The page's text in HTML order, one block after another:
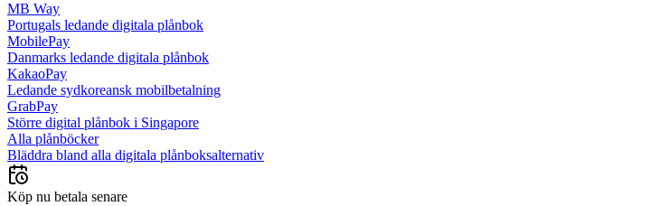
MB Way
Portugals ledande digitala plånbok
MobilePay
Danmarks ledande digitala plånbok
KakaoPay
Ledande sydkoreansk mobilbetalning
GrabPay
Större digital plånbok i Singapore
Alla plånböcker
Bläddra bland alla digitala plånboksalternativ
Köp nu betala senare